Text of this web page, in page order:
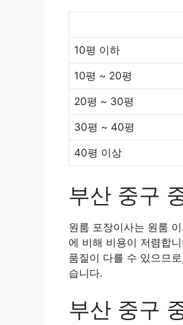
10평 이하
10평 ~ 20평
20평 ~ 30평
30평 ~ 40평
40평 이상
부산 중구
원룸 포장이사는 원룸
에 비해 비용이 저렴합
품질이 다를 수 있으므
습니다.
부산 중구